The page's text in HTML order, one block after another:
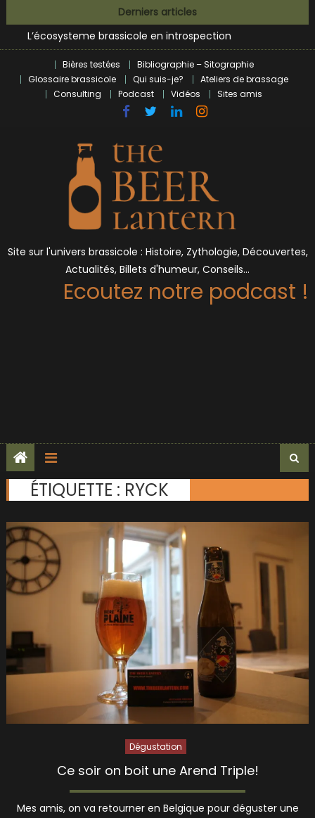
to
content
Derniers articles
Bières et célébrités
L’écosysteme brassicole en introspection
Zoumaï : pionnier de la révolution craft à Marseille
L’intelligence artificielle dans le milieu brassicole
BrewDog racheté par Tilray pour une bouchée de pain ?
Bières et célébrités
Bières testées
Bibliographie – Sitographie
Glossaire brassicole
Qui suis-je?
Ateliers de brassage
Consulting
Podcast Vidéos Sites amis
Site sur l'univers brassicole : Histoire, Zythologie, Découvertes,
Actualités, Billets d'humeur, Conseils…
Ecoutez notre podcast !
ÉTIQUETTE : RYCK
Dégustation
Ce soir on boit une Arend Triple!
Mes amis, on va retourner en Belgique pour déguster une